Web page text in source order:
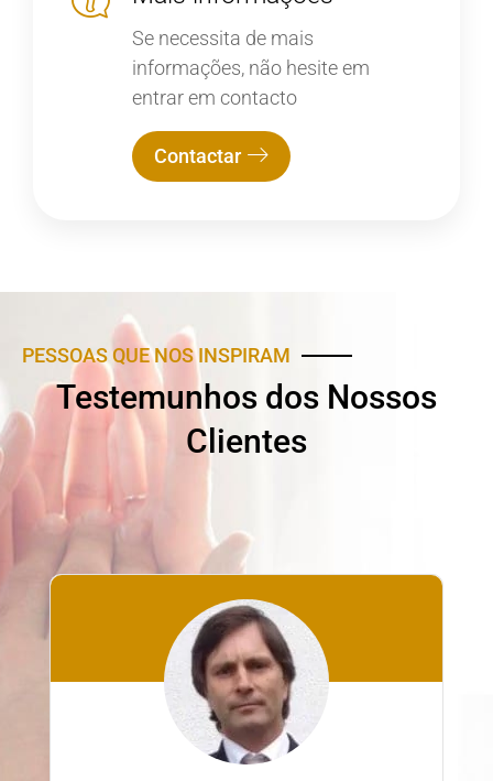
Se necessita de mais
informações, não hesite em
entrar em contacto
Contactar
PESSOAS QUE NOS INSPIRAM
Testemunhos dos Nossos
Clientes